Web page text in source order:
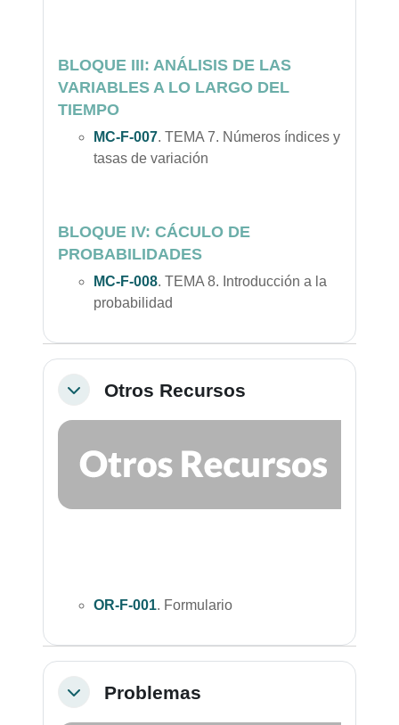
BLOQUE III: ANÁLISIS DE LAS
VARIABLES A LO LARGO DEL
TIEMPO
MC-F-007. TEMA 7. Números índices y
tasas de variación
BLOQUE IV: CÁCULO DE
PROBABILIDADES
MC-F-008. TEMA 8. Introducción a la
probabilidad
ColapsarOtros Recursos
OR-F-001. Formulario
ColapsarProblemas